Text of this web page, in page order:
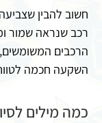
חשוב להבין
רכב שנראה שמור
הרכבים
השקעה חכמה
כמה מילים